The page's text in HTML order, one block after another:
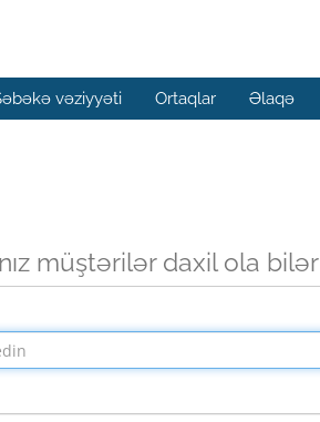
vəziyyəti Ortaqlar Əlaqə
müştərilər daxil ola bilər